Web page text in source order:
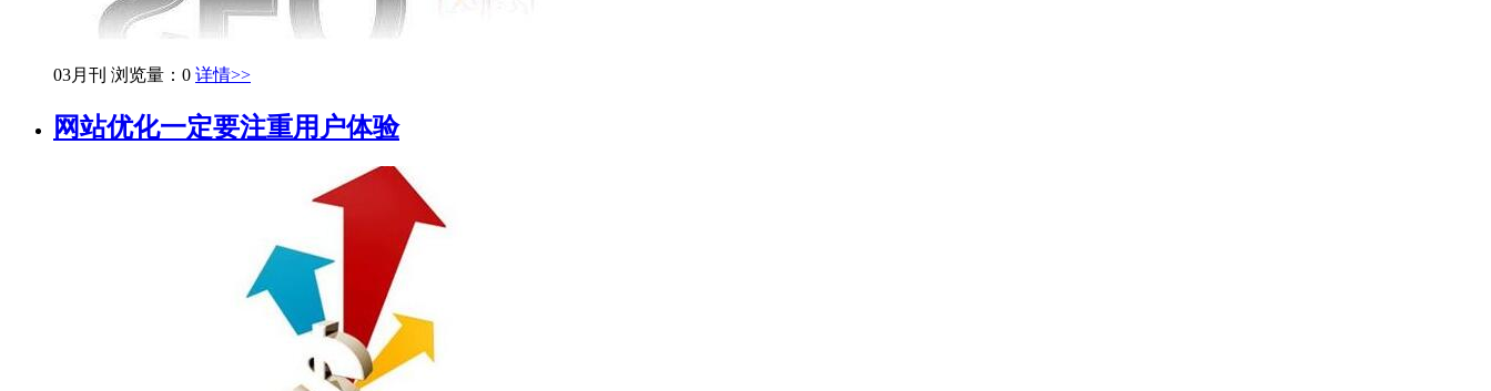
03月刊 浏览量：0 详情>>
网站优化一定要注重用户体验